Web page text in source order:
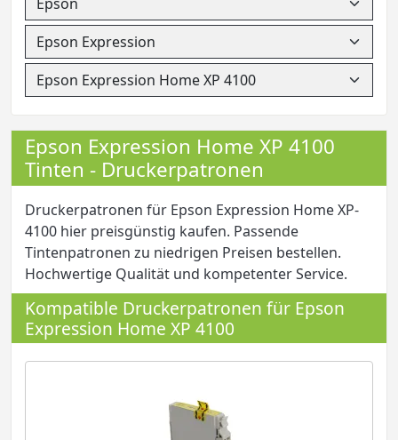
Epson Expression Home XP 4100
Tinten - Druckerpatronen
Druckerpatronen für Epson Expression Home XP-
4100 hier preisgünstig kaufen. Passende
Tintenpatronen zu niedrigen Preisen bestellen.
Hochwertige Qualität und kompetenter Service.
Kompatible Druckerpatronen für Epson
Expression Home XP 4100